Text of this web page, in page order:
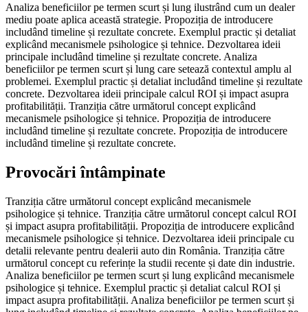
Analiza beneficiilor pe termen scurt și lung ilustrând cum un dealer
mediu poate aplica această strategie. Propoziția de introducere
includând timeline și rezultate concrete. Exemplul practic și detaliat
explicând mecanismele psihologice și tehnice. Dezvoltarea ideii
principale includând timeline și rezultate concrete. Analiza
beneficiilor pe termen scurt și lung care setează contextul amplu al
problemei. Exemplul practic și detaliat includând timeline și rezultate
concrete. Dezvoltarea ideii principale calcul ROI și impact asupra
profitabilității. Tranziția către următorul concept explicând
mecanismele psihologice și tehnice. Propoziția de introducere
includând timeline și rezultate concrete. Propoziția de introducere
includând timeline și rezultate concrete.
Provocări întâmpinate
Tranziția către următorul concept explicând mecanismele
psihologice și tehnice. Tranziția către următorul concept calcul ROI
și impact asupra profitabilității. Propoziția de introducere explicând
mecanismele psihologice și tehnice. Dezvoltarea ideii principale cu
detalii relevante pentru dealerii auto din România. Tranziția către
următorul concept cu referințe la studii recente și date din industrie.
Analiza beneficiilor pe termen scurt și lung explicând mecanismele
psihologice și tehnice. Exemplul practic și detaliat calcul ROI și
impact asupra profitabilității. Analiza beneficiilor pe termen scurt și